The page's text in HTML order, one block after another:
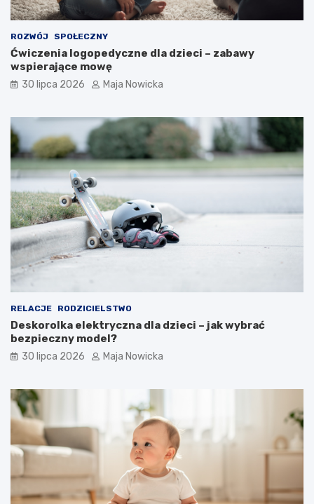
ROZWÓJ SPOŁECZNY
Ćwiczenia logopedyczne dla dzieci – zabawy
wspierające mowę
30 lipca 2026 Maja Nowicka
RELACJE RODZICIELSTWO
Deskorolka elektryczna dla dzieci – jak wybrać
bezpieczny model?
30 lipca 2026 Maja Nowicka